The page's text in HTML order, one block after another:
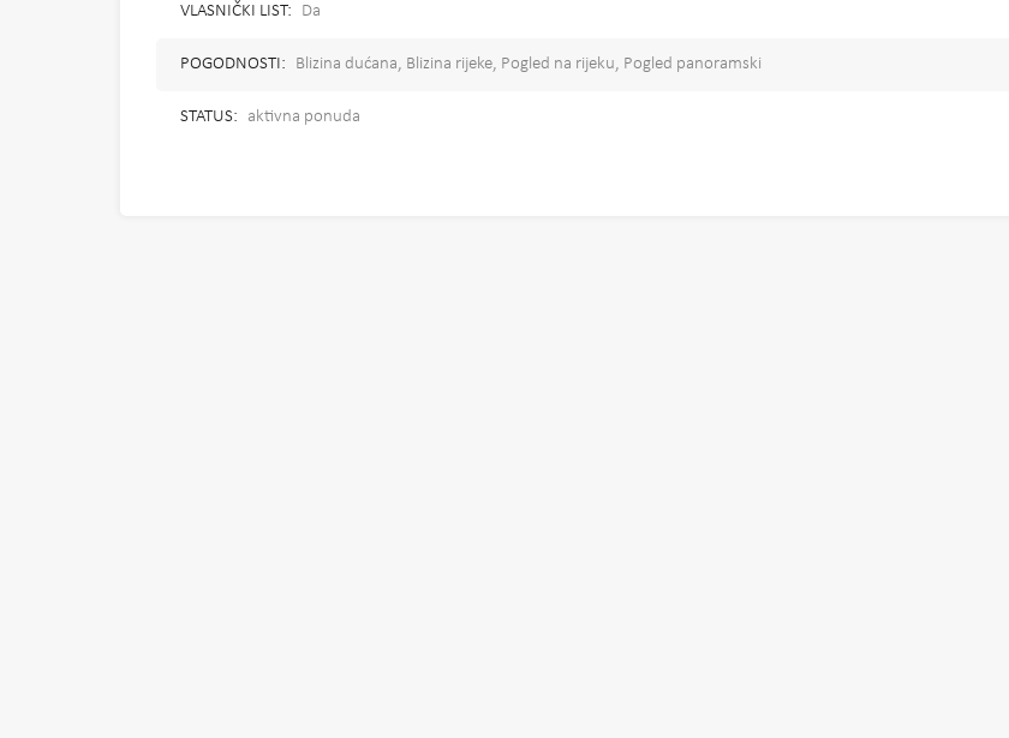
VLASNIČKI LIST: Da
POGODNOSTI: Blizina dućana, Blizina rijeke, Pogled na rijeku, Pogled panoramski
STATUS: aktivna ponuda